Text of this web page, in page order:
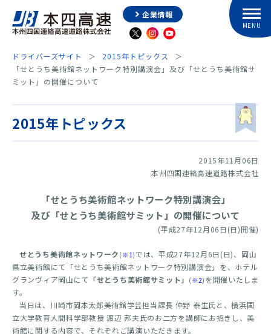
企業情報
ドライバーズサイト
2015年トピックス
「せとうち美術館ネットワーク特別講演会」及び「せとうち美術館サ
ミット」の開催について
2015年トピックス
2015年11月06日
本州四国連絡高速道路株式会社
「せとうち美術館ネットワーク特別講演会」
及び「せとうち美術館サミット」の開催について
(平成27年12月06日(日)開催)
せとうち美術館ネットワーク ( ※1)では、平成27年12月6日(日)、岡山
県立美術館にて「せとうち美術館ネットワーク特別講演会」を、ホテル
グランヴィア岡山にて 「せとうち美術館サミット」 ( ※2) を開催いたしま
す。
当日は、川崎市岡本太郎美術館学芸担当課長 仲野 泰生氏と、横浜国
立大学教育人間科学部教授 渡辺 邦夫氏のお二方を講師にお招きし、美
術館に関する内容で、それぞれご講演いただきます。